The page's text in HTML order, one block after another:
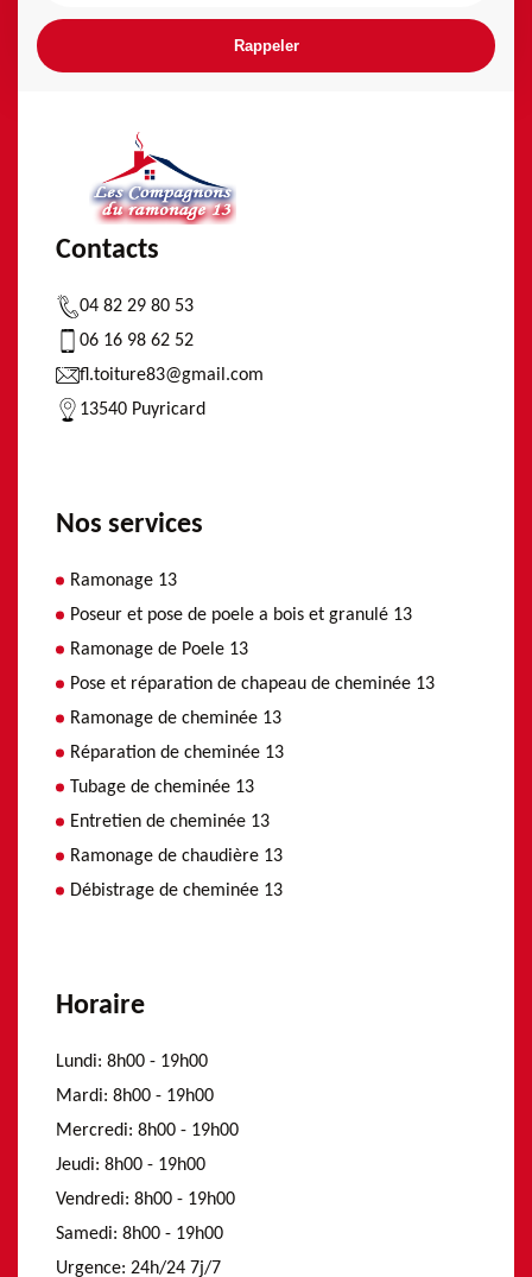
Contacts
04 82 29 80 53
06 16 98 62 52
fl.toiture83@gmail.com
13540 Puyricard
Nos services
Ramonage 13
Poseur et pose de poele a bois et granulé 13
Ramonage de Poele 13
Pose et réparation de chapeau de cheminée 13
Ramonage de cheminée 13
Réparation de cheminée 13
Tubage de cheminée 13
Entretien de cheminée 13
Ramonage de chaudière 13
Débistrage de cheminée 13
Horaire
Lundi: 8h00 - 19h00
Mardi: 8h00 - 19h00
Mercredi: 8h00 - 19h00
Jeudi: 8h00 - 19h00
Vendredi: 8h00 - 19h00
Samedi: 8h00 - 19h00
Urgence: 24h/24 7j/7